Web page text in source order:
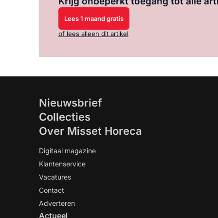
Lees 1 maand gratis
of lees alleen dit artikel
Nieuwsbrief
Collecties
Over Misset Horeca
Digitaal magazine
Klantenservice
Vacatures
Contact
Adverteren
Actueel